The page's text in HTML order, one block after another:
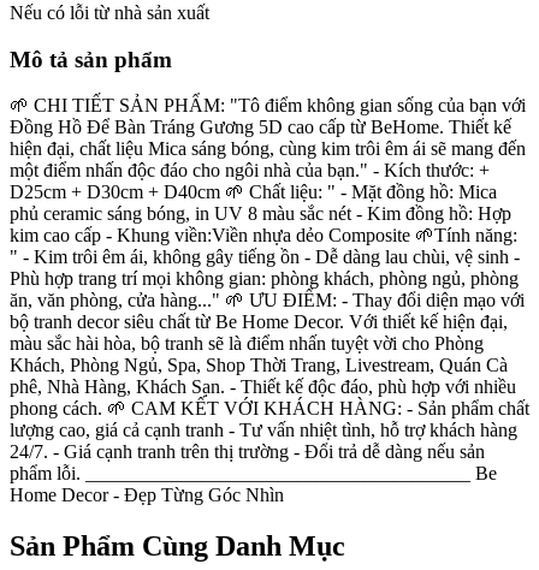
Nếu có lỗi từ nhà sản xuất
Mô tả sản phẩm
🌱 CHI TIẾT SẢN PHẨM: "Tô điểm không gian sống của bạn với
Đồng Hồ Để Bàn Tráng Gương 5D cao cấp từ BeHome. Thiết kế
hiện đại, chất liệu Mica sáng bóng, cùng kim trôi êm ái sẽ mang đến
một điểm nhấn độc đáo cho ngôi nhà của bạn." - Kích thước: +
D25cm + D30cm + D40cm 🌱 Chất liệu: " - Mặt đồng hồ: Mica
phủ ceramic sáng bóng, in UV 8 màu sắc nét - Kim đồng hồ: Hợp
kim cao cấp - Khung viền:Viền nhựa dẻo Composite 🌱Tính năng:
" - Kim trôi êm ái, không gây tiếng ồn - Dễ dàng lau chùi, vệ sinh -
Phù hợp trang trí mọi không gian: phòng khách, phòng ngủ, phòng
ăn, văn phòng, cửa hàng..." 🌱 ƯU ĐIỂM: - Thay đổi diện mạo với
bộ tranh decor siêu chất từ Be Home Decor. Với thiết kế hiện đại,
màu sắc hài hòa, bộ tranh sẽ là điểm nhấn tuyệt vời cho Phòng
Khách, Phòng Ngủ, Spa, Shop Thời Trang, Livestream, Quán Cà
phê, Nhà Hàng, Khách Sạn. - Thiết kế độc đáo, phù hợp với nhiều
phong cách. 🌱 CAM KẾT VỚI KHÁCH HÀNG: - Sản phẩm chất
lượng cao, giá cả cạnh tranh - Tư vấn nhiệt tình, hỗ trợ khách hàng
24/7. - Giá cạnh tranh trên thị trường - Đổi trả dễ dàng nếu sản
phẩm lỗi. ________________________________________ Be
Home Decor - Đẹp Từng Góc Nhìn
Sản Phẩm Cùng Danh Mục